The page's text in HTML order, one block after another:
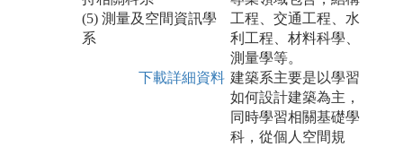
(5) 測量及空間資訊學
系
下載詳細資料
工程、交通工程、水
利工程、材料科學、
測量學等。
建築系主要是以學習
如何設計建築為主，
同時學習相關基礎學
科，從個人空間規